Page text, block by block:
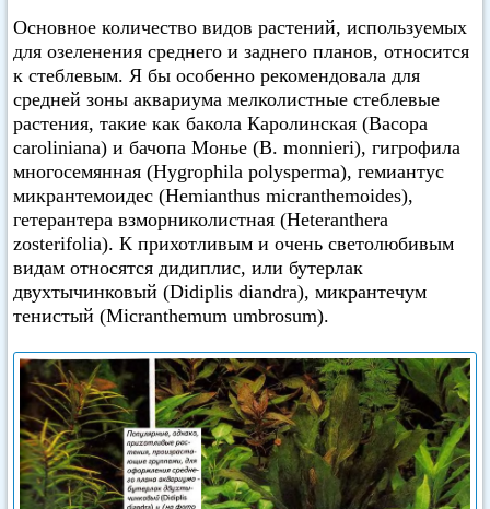
Основное количество видов растений, используемых
для озеленения среднего и заднего планов, относится
к стеблевым. Я бы особенно рекомендовала для
средней зоны аквариума мелколистные стеблевые
растения, такие как бакола Каролинская (Васора
caroliniana) и бачопа Монье (В. monnieri), гигрофила
многосемянная (Hygrophila polysperma), гемиантус
микрантемоидес (Hemianthus micranthemoides),
гетерантера взморниколистная (Heteranthera
zosterifolia). К прихотливым и очень светолюбивым
видам относятся дидиплис, или бутерлак
двухтычинковый (Didiplis diandra), микрантечум
тенистый (Micranthemum umbrosum).